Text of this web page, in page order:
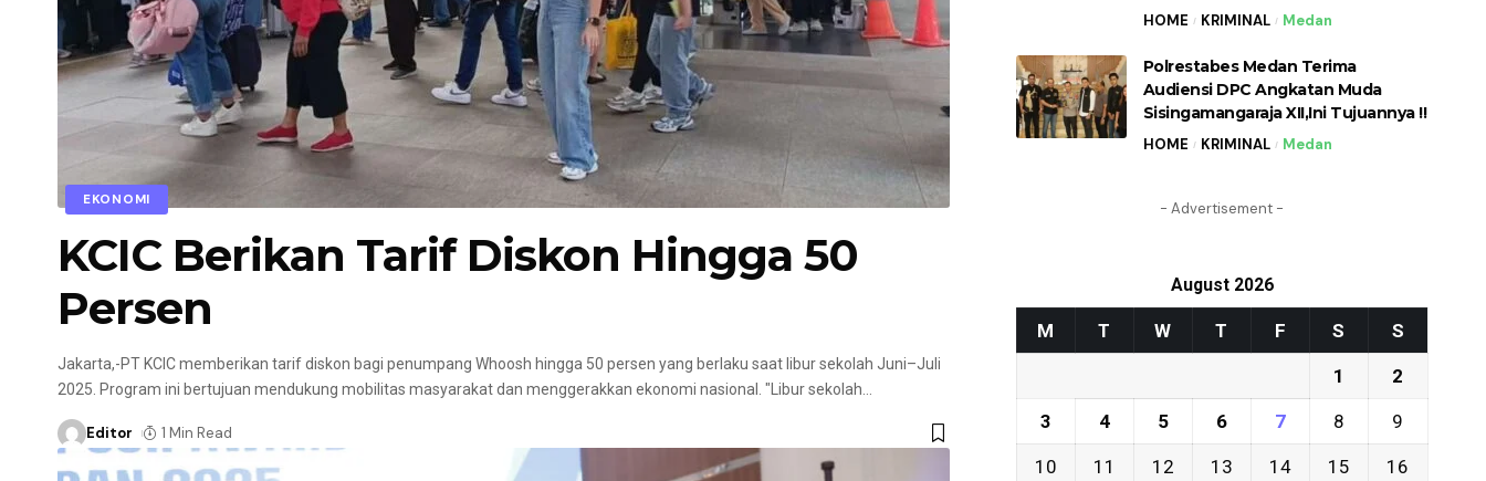
EKONOMI
KCIC Berikan Tarif Diskon Hingga 50
Persen
Jakarta,-PT KCIC memberikan tarif diskon bagi penumpang Whoosh hingga 50 persen yang berlaku saat libur sekolah Juni–Juli
2025. Program ini bertujuan mendukung mobilitas masyarakat dan menggerakkan ekonomi nasional. "Libur sekolah
Editor 1 Min Read
HOME KRIMINAL Medan
Polrestabes Medan Terima
Audiensi DPC Angkatan Muda
Sisingamangaraja XII,Ini Tujuannya !!
HOME KRIMINAL Medan
- Advertisement -
August 2026
M T W T F S S
1 2
3 4 5 6 7 8 9
10 11 12 13 14 15 16